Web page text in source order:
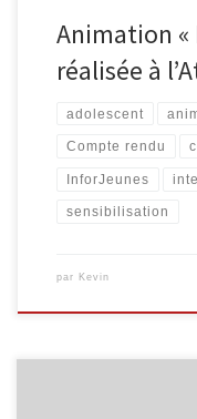
Animation «
réalisée à
adolescent
Compte rendu
InforJeunes
sensibilisation
par Kevin